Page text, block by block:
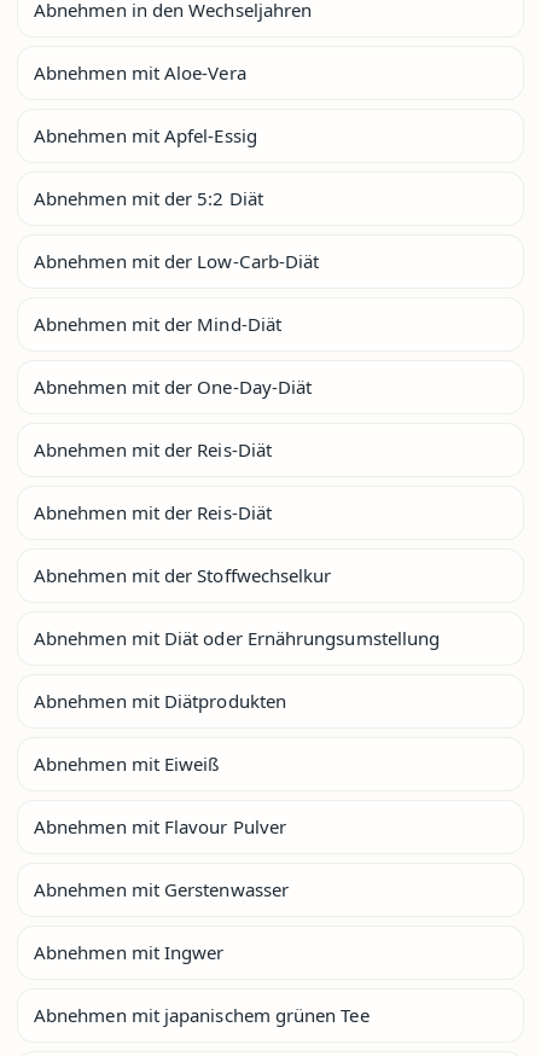
Abnehmen in den Wechseljahren
Abnehmen mit Aloe-Vera
Abnehmen mit Apfel-Essig
Abnehmen mit der 5:2 Diät
Abnehmen mit der Low-Carb-Diät
Abnehmen mit der Mind-Diät
Abnehmen mit der One-Day-Diät
Abnehmen mit der Reis-Diät
Abnehmen mit der Reis-Diät
Abnehmen mit der Stoffwechselkur
Abnehmen mit Diät oder Ernährungsumstellung
Abnehmen mit Diätprodukten
Abnehmen mit Eiweiß
Abnehmen mit Flavour Pulver
Abnehmen mit Gerstenwasser
Abnehmen mit Ingwer
Abnehmen mit japanischem grünen Tee